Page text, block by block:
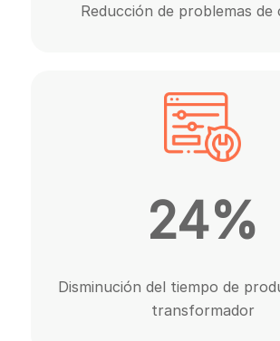
Reducción de problemas de
24%
Disminución del tiempo de
transformador